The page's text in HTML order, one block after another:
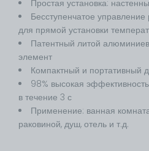
Простая установка:
Бесступенчатое
для прямой установки
Патентный литой
элемент
Компактный и портативный
98% высокая
в течение 3 с
Применение: ванная
раковиной, душ, отель и т.д.